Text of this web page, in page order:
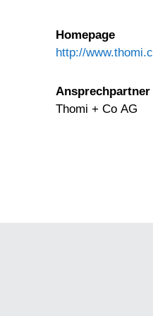
Homepage
http://
Ansprechpartner
Thomi + Co AG